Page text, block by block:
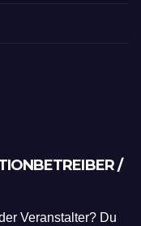
/
Veranstalter? Du